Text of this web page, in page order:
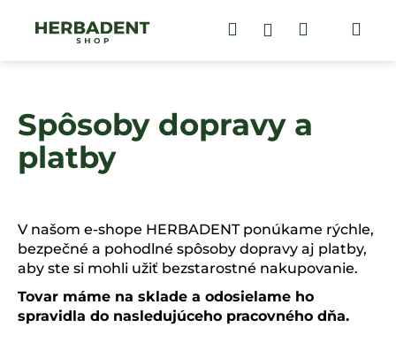
HľadaťPrihlásenie
Nákupný
Spôsoby dopravy a
platby
V našom e-shope HERBADENT ponúkame rýchle,
bezpečné a pohodlné spôsoby dopravy aj platby,
aby ste si mohli užiť bezstarostné nakupovanie.
Tovar máme na sklade a odosielame ho
spravidla do nasledujúceho pracovného dňa.
Späť
Späť
o
p
o
e
b
u
j
e